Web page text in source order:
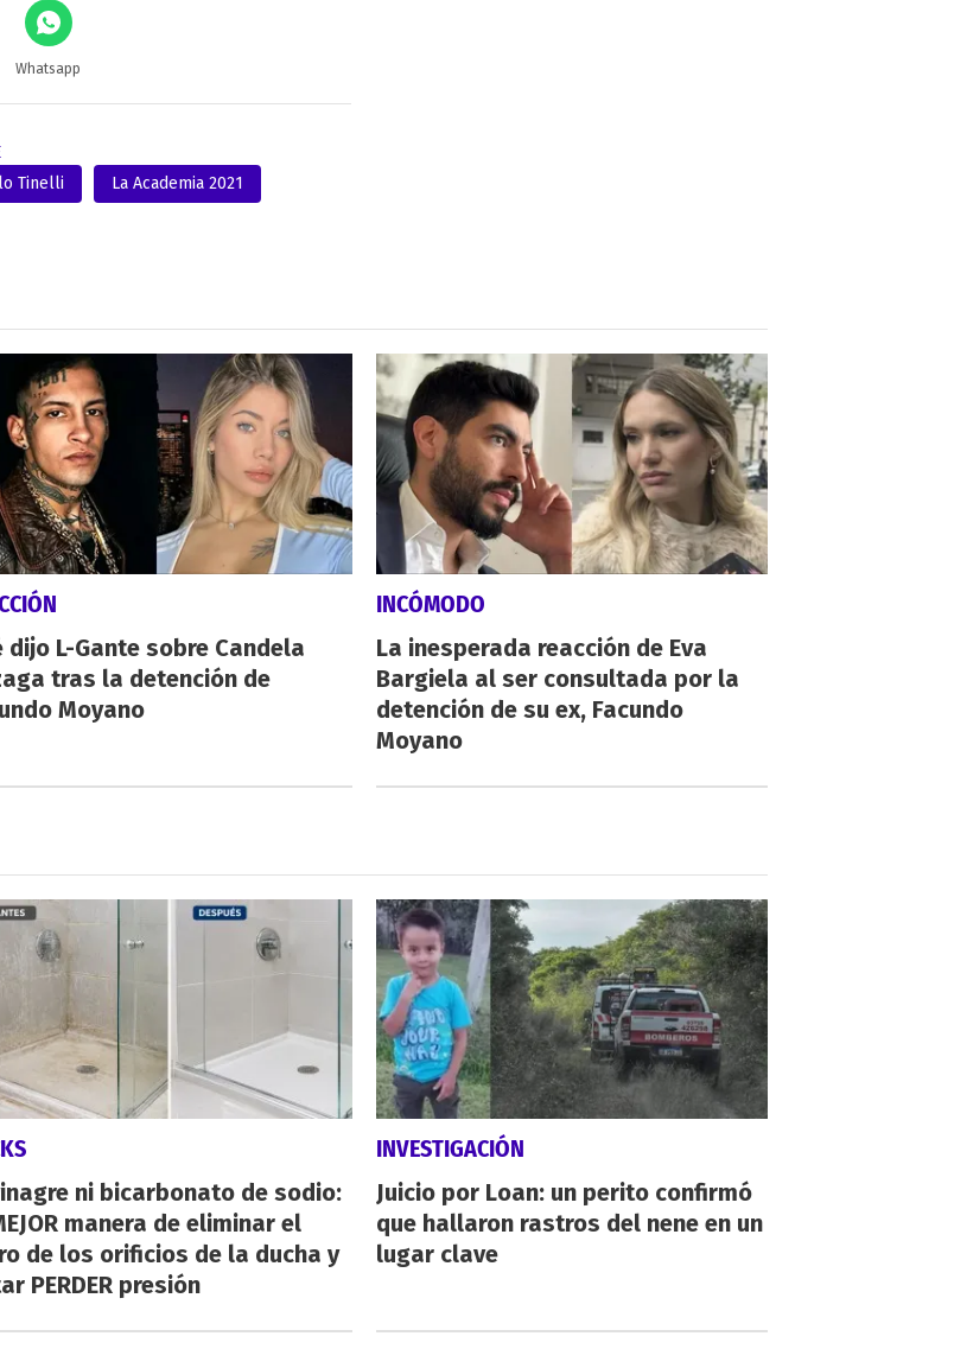
Whatsapp
Tinelli La Academia 2021
dijo L-Gante sobre Candela
tras la detención de
Moyano
INCÓMODO
La inesperada reacción de Eva
Bargiela al ser consultada por la
detención de su ex, Facundo
Moyano
ni bicarbonato de sodio:
manera de eliminar el
de los orificios de la ducha y
PERDER presión
INVESTIGACIÓN
Juicio por Loan: un perito confirmó
que hallaron rastros del nene en un
lugar clave